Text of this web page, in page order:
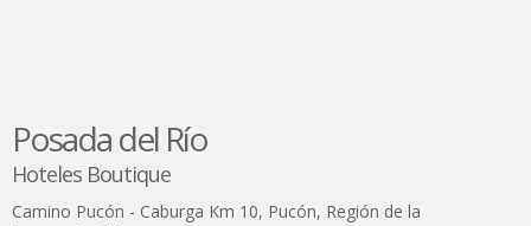
Posada del Río
Hoteles Boutique
Camino Pucón - Caburga Km 10, Pucón, Región de la